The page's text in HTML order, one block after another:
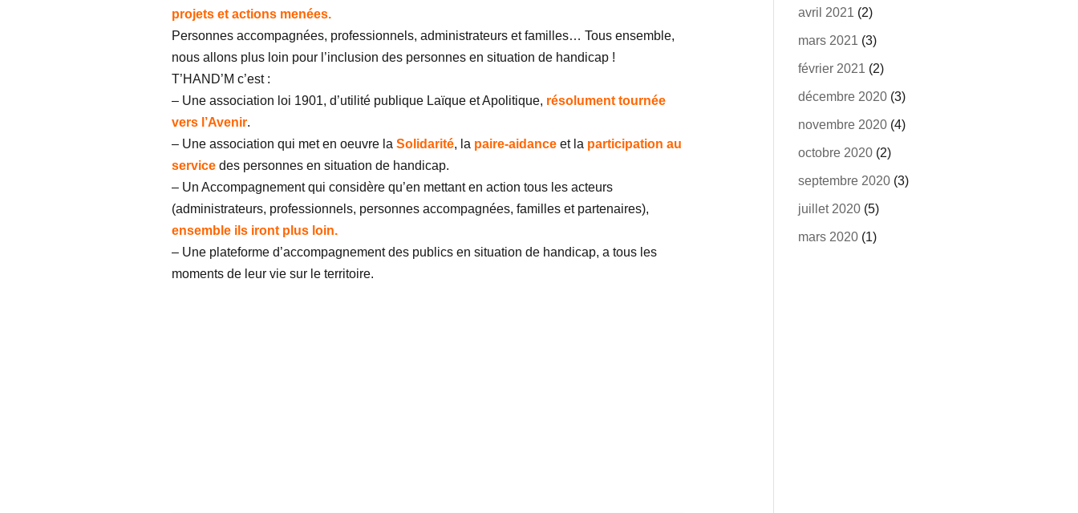
projets et actions menées.
Personnes accompagnées, professionnels, administrateurs et familles… Tous ensemble,
nous allons plus loin pour l’inclusion des personnes en situation de handicap !
T’HAND’M c’est :
– Une association loi 1901, d’utilité publique Laïque et Apolitique, résolument tournée
vers l’Avenir.
– Une association qui met en oeuvre laSolidarité, la paire-aidance et la participation au
service des personnes en situation de handicap.
– Un Accompagnement qui considère qu’en mettant en action tous les acteurs
(administrateurs, professionnels, personnes accompagnées, familles et partenaires),
ensemble ils iront plus loin.
– Une plateforme d’accompagnement des publics en situation de handicap, a tous les
moments de leur vie sur le territoire.
avril 2021 (2)
mars 2021 (3)
février 2021 (2)
décembre 2020(3)
novembre 2020(4)
octobre 2020(2)
septembre 2020(3)
juillet 2020(5)
mars 2020(1)